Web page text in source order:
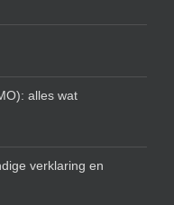
alles wat
verklaring en